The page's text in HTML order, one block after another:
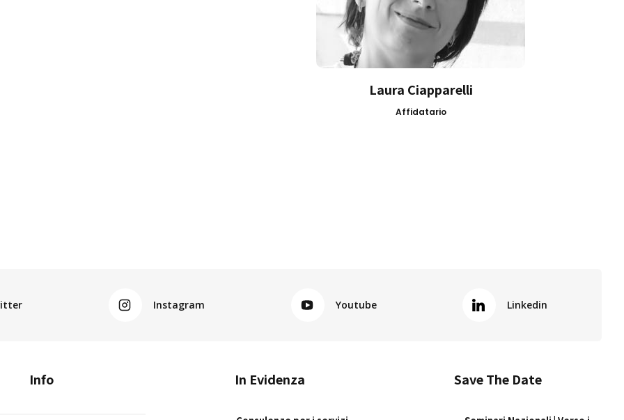
Laura Ciapparelli
Affidatario
Instagram Youtube Linkedin
Info In Evidenza Save The Date